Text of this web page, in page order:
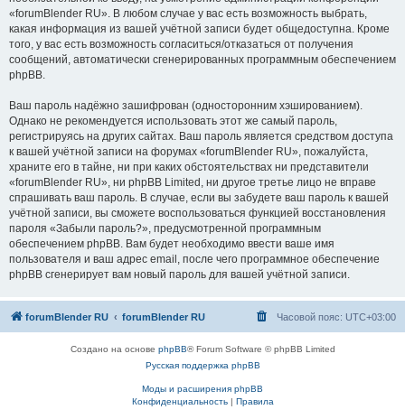
«forumBlender RU». В любом случае у вас есть возможность выбрать,
какая информация из вашей учётной записи будет общедоступна. Кроме
того, у вас есть возможность согласиться/отказаться от получения
сообщений, автоматически сгенерированных программным обеспечением
phpBB.
Ваш пароль надёжно зашифрован (односторонним хэшированием).
Однако не рекомендуется использовать этот же самый пароль,
регистрируясь на других сайтах. Ваш пароль является средством доступа
к вашей учётной записи на форумах «forumBlender RU», пожалуйста,
храните его в тайне, ни при каких обстоятельствах ни представители
«forumBlender RU», ни phpBB Limited, ни другое третье лицо не вправе
спрашивать ваш пароль. В случае, если вы забудете ваш пароль к вашей
учётной записи, вы сможете воспользоваться функцией восстановления
пароля «Забыли пароль?», предусмотренной программным
обеспечением phpBB. Вам будет необходимо ввести ваше имя
пользователя и ваш адрес email, после чего программное обеспечение
phpBB сгенерирует вам новый пароль для вашей учётной записи.
forumBlender RU forumBlender RU Часовой пояс: UTC+03:00
Создано на основе phpBB® Forum Software © phpBB Limited
Русская поддержка phpBB
Моды и расширения phpBB
Конфиденциальность| Правила